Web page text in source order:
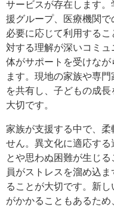
サービスが存在します
援グループ、医療機関で
必要に応じて利用する
対する理解が深いコミ
体がサポートを受けな
ます。現地の家族や専
を共有し、子どもの成
大切です。
家族が支援する中で、
せん。異文化に適応す
とや思わぬ困難が生じ
員がストレスを溜め込
ることが大切です。新
がかかることもあるた